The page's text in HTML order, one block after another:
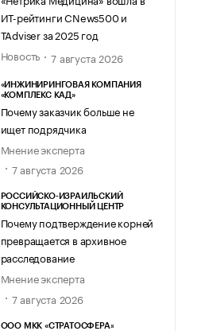
ИТ-рейтинги CNews500 и
TAdviser за 2025 год
Новость
7 августа 2026
«ИНЖИНИРИНГОВАЯ КОМПАНИЯ
«КОМПЛЕКС КАД»
Почему заказчик больше не
ищет подрядчика
Мнение эксперта
7 августа 2026
РОССИЙСКО-ИЗРАИЛЬСКИЙ
КОНСУЛЬТАЦИОННЫЙ ЦЕНТР
Почему подтверждение корней
превращается в архивное
расследование
Мнение эксперта
7 августа 2026
ООО МКК «СТРАТОСФЕРА»